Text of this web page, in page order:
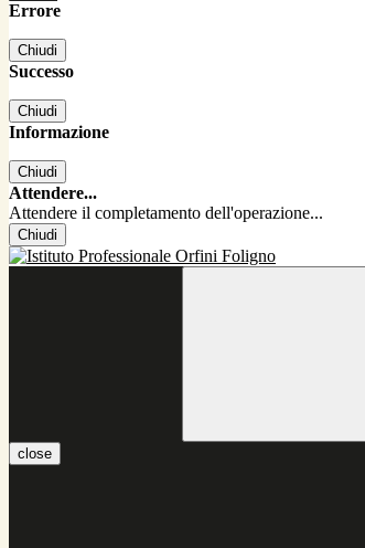
Errore
Chiudi
Successo
Chiudi
Informazione
Chiudi
Attendere...
Attendere il completamento dell'operazione...
Chiudi
close